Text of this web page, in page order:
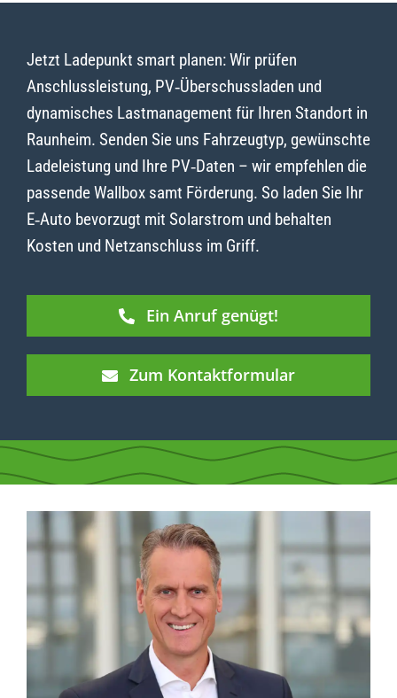
Jetzt Ladepunkt smart planen: Wir prüfen
Anschlussleistung, PV‑Überschussladen und
dynamisches Lastmanagement für Ihren Standort in
Raunheim. Senden Sie uns Fahrzeugtyp, gewünschte
Ladeleistung und Ihre PV‑Daten – wir empfehlen die
passende Wallbox samt Förderung. So laden Sie Ihr
E‑Auto bevorzugt mit Solarstrom und behalten
Kosten und Netzanschluss im Griff.
Ein Anruf genügt!
Zum Kontaktformular